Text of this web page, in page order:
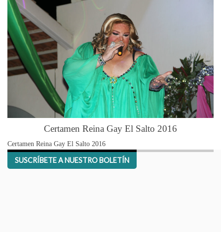
Certamen Reina Gay El Salto 2016
Certamen Reina Gay El Salto 2016
SUSCRÍBETE A NUESTRO BOLETÍN